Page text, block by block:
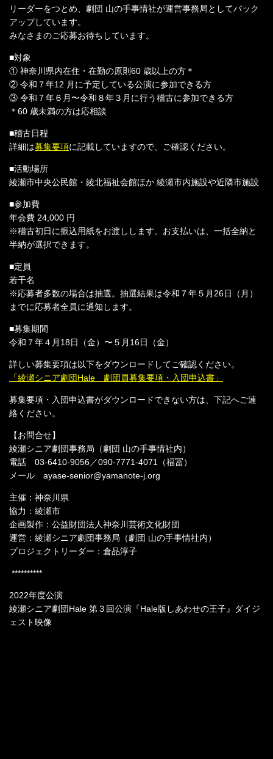
リーダーをつとめ、劇団 山の手事情社が運営事務局としてバック
アップしています。
みなさまのご応募お待ちしています。
■対象
① 神奈川県内在住・在勤の原則60 歳以上の⽅＊
② 令和７年12 ⽉に予定している公演に参加できる⽅
③ 令和７年６⽉〜令和８年３⽉に⾏う稽古に参加できる⽅
＊60 歳未満の⽅は応相談
■稽古日程
詳細は募集要項に記載していますので、ご確認ください。
■活動場所
綾瀬市中央公⺠館・綾北福祉会館ほか 綾瀬市内施設や近隣市施設
■参加費
年会費 24,000 円
※稽古初⽇に振込⽤紙をお渡しします。お⽀払いは、⼀括全納と
半納が選択できます。
■定員
若⼲名
※応募者多数の場合は抽選。抽選結果は令和７年５月26日（月）
までに応募者全員に通知します。
■募集期間
令和７年４⽉18⽇（金）〜５⽉16⽇（金）
詳しい募集要項は以下をダウンロードしてご確認ください。
「綾瀬シニア劇団Hale 劇団員募集要項・入団申込書」
募集要項・入団申込書がダウンロードできない方は、下記へご連
絡ください。
【お問合せ】
綾瀬シニア劇団事務局（劇団 山の手事情社内）
電話 03-6410-9056／090-7771-4071（福冨）
メール ayase-senior@yamanote-j.org
主催：神奈川県
協力：綾瀬市
企画製作：公益財団法人神奈川芸術文化財団
運営：綾瀬シニア劇団事務局（劇団 山の手事情社内）
プロジェクトリーダー：倉品淳子
**********
2022年度公演
綾瀬シニア劇団Hale 第３回公演『Hale版しあわせの王子』ダイジ
ェスト映像